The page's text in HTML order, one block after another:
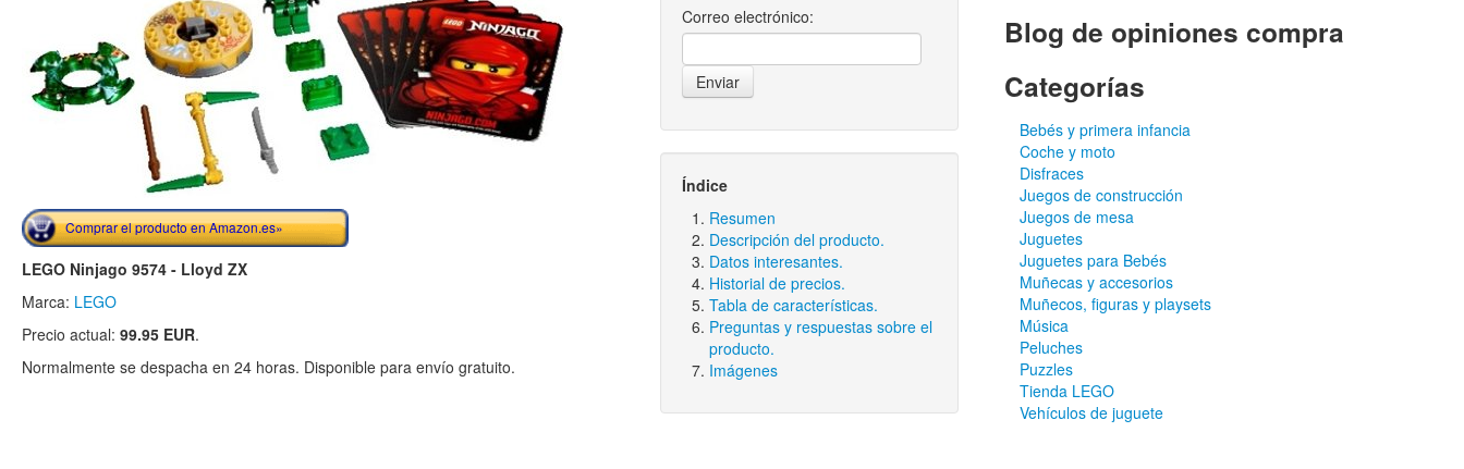
Correo electrónico:
Índice
Resumen
Descripción del producto.
Datos interesantes.
Historial de precios.
Tabla de características.
Preguntas y respuestas sobre el
producto.
Imágenes
Comprar el producto en Amazon.es»
LEGO Ninjago 9574 - Lloyd ZX
Marca: LEGO
Precio actual: 99.95 EUR.
Normalmente se despacha en 24 horas. Disponible para envío gratuito.
Blog de opiniones compra
Categorías
Bebés y primera infancia
Coche y moto
Disfraces
Juegos de construcción
Juegos de mesa
Juguetes
Juguetes para Bebés
Muñecas y accesorios
Muñecos, figuras y playsets
Música
Peluches
Puzzles
Tienda LEGO
Vehículos de juguete